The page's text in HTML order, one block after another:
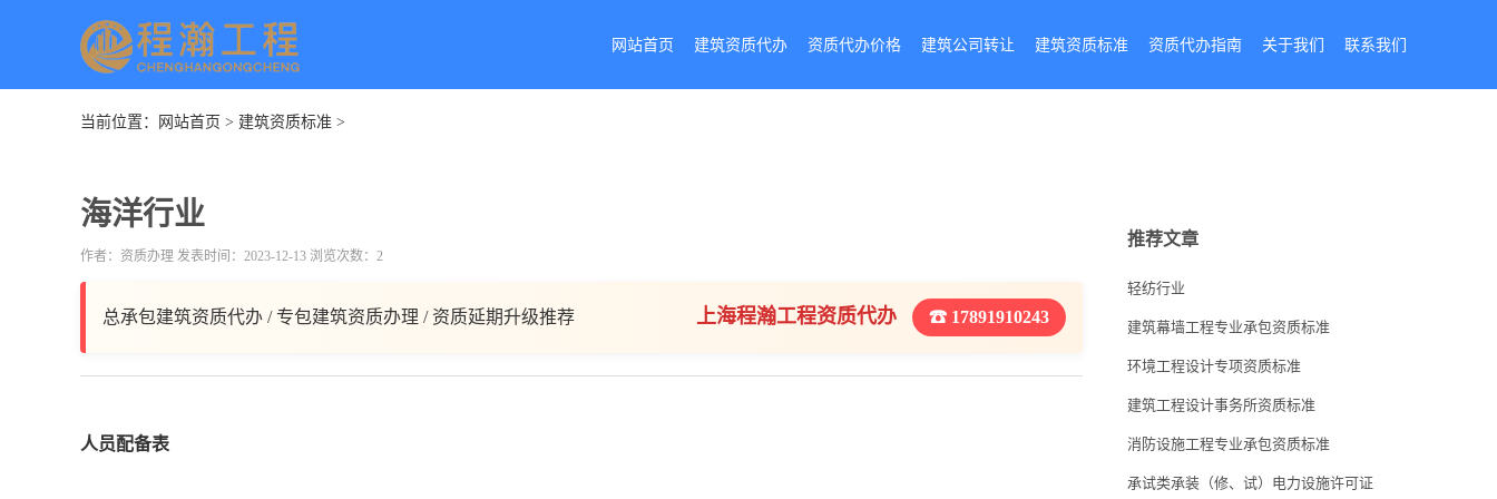
网站首页 建筑资质代办 资质代办价格 建筑公司转让 建筑资质标准 资质代办指南 关于我们 联系我们
当前位置： 网站首页 > 建筑资质标准 >
海洋行业
作者：资质办理 发表时间：2023-12-13 浏览次数：2
总承包建筑资质代办 / 专包建筑资质办理 / 资质延期升级推荐 上海程瀚工程资质代办 ☎ 17891910243
人员配备表
推荐文章
轻纺行业
建筑幕墙工程专业承包资质标准
环境工程设计专项资质标准
建筑工程设计事务所资质标准
消防设施工程专业承包资质标准
承试类承装（修、试）电力设施许可证